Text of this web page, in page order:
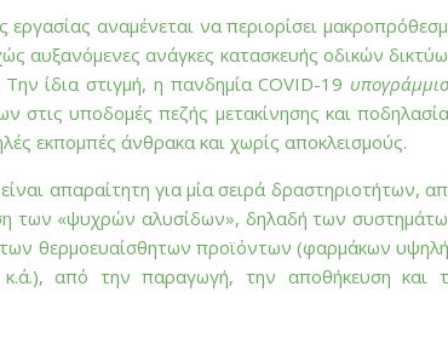
αναμένεται να περιορίσει
αυξανόμενες ανάγκες κατασκευής οδικών
ίδια στιγμή, η πανδημία COVID-19
στις υποδομές πεζής μετακίνησης και
εκπομπές άνθρακα και χωρίς αποκλεισμούς.
απαραίτητη για μία σειρά δραστηριοτήτων,
των «ψυχρών αλυσίδων», δηλαδή των
θερμοευαίσθητων προϊόντων (φαρμάκων
κ.ά.), από την παραγωγή, την αποθήκευση και